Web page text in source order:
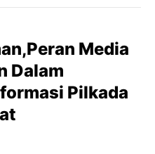
Media
Dalam
Pilkada